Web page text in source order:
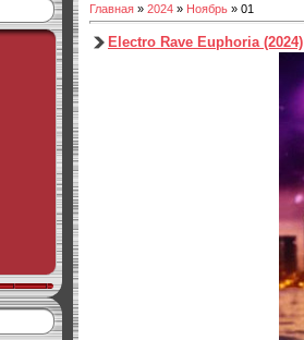
Главная » 2024 » Ноябрь » 01
Electro Rave Euphoria (2024)